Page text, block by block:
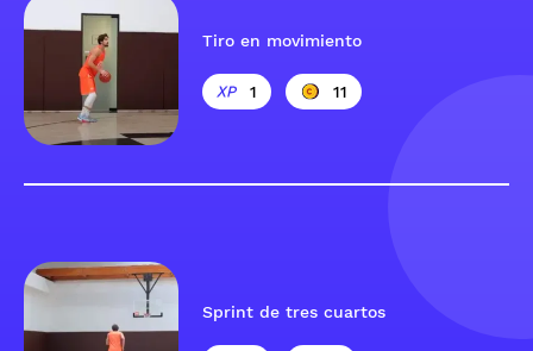
Tiro en movimiento
1 11
Sprint de tres cuartos